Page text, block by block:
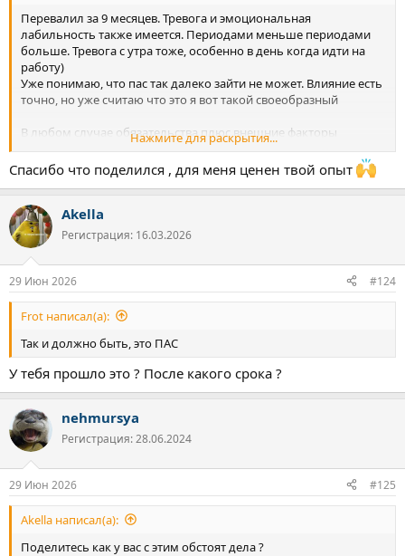
Перевалил за 9 месяцев. Тревога и эмоциональная
лабильность также имеется. Периодами меньше периодами
больше. Тревога с утра тоже, особенно в день когда идти на
работу)
Уже понимаю, что пас так далеко зайти не может. Влияние есть
точно, но уже считаю что это я вот такой своеобразный
В любом случае обязательства плюс внешние факторы
происходящие в мире и в целом в наше время подливают
масла в огонь. Никакой надежды на что-то хорошее не
осталось, уже даже тревожно смешно становится.
Нажмите для раскрытия...
Спасибо что поделился , для меня ценен твой опыт
Akella
Регистрация: 16.03.2026
29 Июн 2026 #124
Frot написал(а):
Так и должно быть, это ПАС
У тебя прошло это ? После какого срока ?
nehmursya
Регистрация: 28.06.2024
29 Июн 2026 #125
Akella написал(а):
Поделитесь как у вас с этим обстоят дела ?